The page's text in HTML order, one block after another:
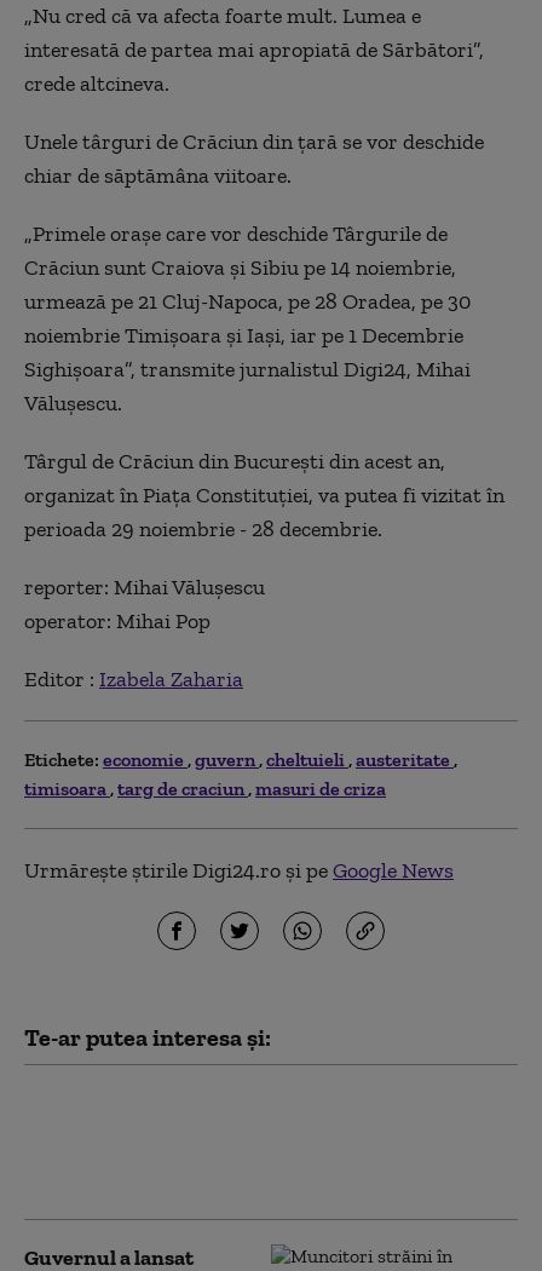
„Nu cred că va afecta foarte mult. Lumea e
interesată de partea mai apropiată de Sărbători”,
crede altcineva.
Unele târguri de Crăciun din țară se vor deschide
chiar de săptămâna viitoare.
„Primele orașe care vor deschide Târgurile de
Crăciun sunt Craiova și Sibiu pe 14 noiembrie,
urmează pe 21 Cluj-Napoca, pe 28 Oradea, pe 30
noiembrie Timișoara și Iași, iar pe 1 Decembrie
Sighișoara”, transmite jurnalistul Digi24, Mihai
Vălușescu.
Târgul de Crăciun din București din acest an,
organizat în Piața Constituției, va putea fi vizitat în
perioada 29 noiembrie - 28 decembrie.
reporter: Mihai Vălușescu
operator: Mihai Pop
Editor : Izabela Zaharia
Etichete: economie guvern cheltuieli austeritate
timisoara targ de craciun masuri de criza
Urmărește știrile Digi24.ro și peGoogle News
Te-ar putea interesa și:
Guvernul a lansat